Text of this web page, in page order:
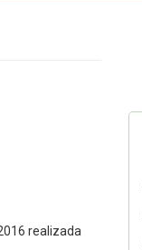
realizada